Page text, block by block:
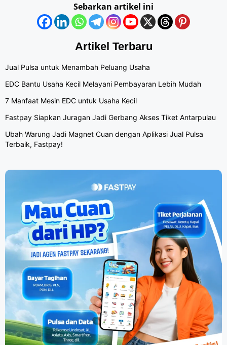
Sebarkan artikel ini
Artikel Terbaru
Jual Pulsa untuk Menambah Peluang Usaha
EDC Bantu Usaha Kecil Melayani Pembayaran Lebih Mudah
7 Manfaat Mesin EDC untuk Usaha Kecil
Fastpay Siapkan Juragan Jadi Gerbang Akses Tiket Antarpulau
Ubah Warung Jadi Magnet Cuan dengan Aplikasi Jual Pulsa
Terbaik, Fastpay!